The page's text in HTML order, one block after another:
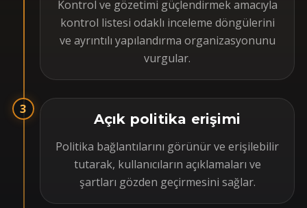
Kontrol ve gözetimi güçlendirmek amacıyla
kontrol listesi odaklı inceleme döngülerini
ve ayrıntılı yapılandırma organizasyonunu
vurgular.
3
Açık politika erişimi
Politika bağlantılarını görünür ve erişilebilir
tutarak, kullanıcıların açıklamaları ve
şartları gözden geçirmesini sağlar.